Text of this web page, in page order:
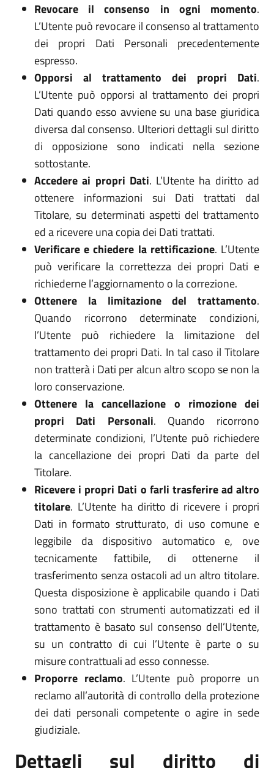
Revocare il consenso in ogni momento.
L’Utente può revocare il consenso al trattamento
dei propri Dati Personali precedentemente
espresso.
Opporsi al trattamento dei propri Dati.
L’Utente può opporsi al trattamento dei propri
Dati quando esso avviene su una base giuridica
diversa dal consenso. Ulteriori dettagli sul diritto
di opposizione sono indicati nella sezione
sottostante.
Accedere ai propri Dati. L’Utente ha diritto ad
ottenere informazioni sui Dati trattati dal
Titolare, su determinati aspetti del trattamento
ed a ricevere una copia dei Dati trattati.
Verificare e chiedere la rettificazione. L’Utente
può verificare la correttezza dei propri Dati e
richiederne l’aggiornamento o la correzione.
Ottenere la limitazione del trattamento.
Quando ricorrono determinate condizioni,
l’Utente può richiedere la limitazione del
trattamento dei propri Dati. In tal caso il Titolare
non tratterà i Dati per alcun altro scopo se non la
loro conservazione.
Ottenere la cancellazione o rimozione dei
propri Dati Personali. Quando ricorrono
determinate condizioni, l’Utente può richiedere
la cancellazione dei propri Dati da parte del
Titolare.
Ricevere i propri Dati o farli trasferire ad altro
titolare. L’Utente ha diritto di ricevere i propri
Dati in formato strutturato, di uso comune e
leggibile da dispositivo automatico e, ove
tecnicamente fattibile, di ottenerne il
trasferimento senza ostacoli ad un altro titolare.
Questa disposizione è applicabile quando i Dati
sono trattati con strumenti automatizzati ed il
trattamento è basato sul consenso dell’Utente,
su un contratto di cui l’Utente è parte o su
misure contrattuali ad esso connesse.
Proporre reclamo. L’Utente può proporre un
reclamo all’autorità di controllo della protezione
dei dati personali competente o agire in sede
giudiziale.
Dettagli sul diritto di